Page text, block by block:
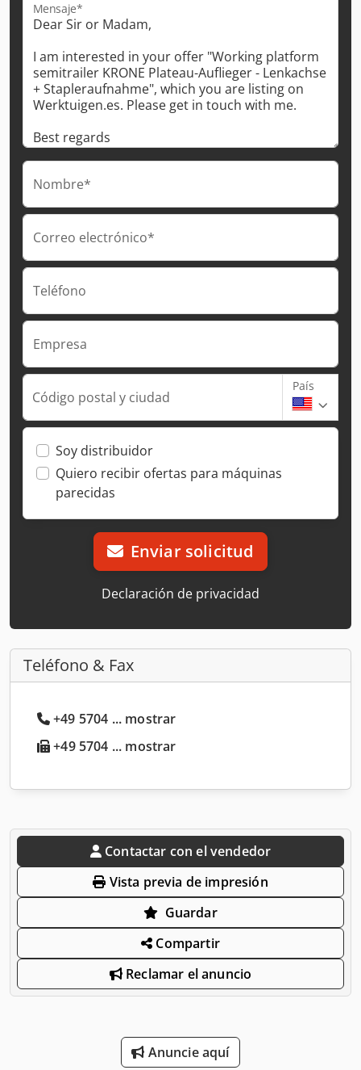
Mensaje*
Nombre*
Correo electrónico*
Teléfono
Empresa
Código postal y ciudad
País
Soy distribuidor
Quiero recibir ofertas para máquinas
parecidas
Enviar solicitud
Declaración de privacidad
Teléfono & Fax
+49 5704 ... mostrar
+49 5704 ... mostrar
Contactar con el vendedor
Vista previa de impresión
Guardar
Compartir
Reclamar el anuncio
Anuncie aquí